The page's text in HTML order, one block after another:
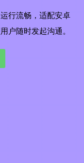
行流畅，适配安卓
户随时发起沟通。